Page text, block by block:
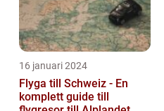
16 januari 2024
Flyga till Schweiz - En
komplett guide till